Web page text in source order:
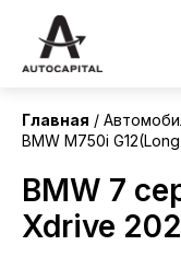
В
Главная
BMW M750i
BMW 7
Xdrive